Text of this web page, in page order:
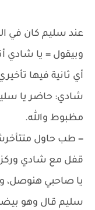
عند سليم كان في
وبيقول = يا شادي
أي ثانية فيها
شادي: حاضر يا
مظبوط والله.
= طب حاول
قفل مع شادي وركز
يا صاحبي هنوصل،
سليم قال وهو